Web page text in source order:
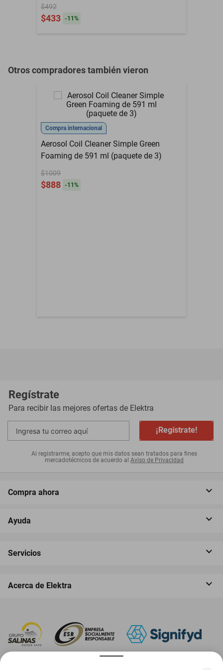
$492
$433 -11 %
Otros compradores también vieron
Compra internacional
Aerosol Coil Cleaner Simple Green
Foaming de 591 ml (paquete de 3)
$1009
$888 -11 %
Regístrate
Para recibir las mejores ofertas de Elektra
¡Regístrate!
Al registrarme, acepto que mis datos sean tratados para fines
mercadotécnicos de acuerdo al Aviso de Privacidad
Compra ahora
Ayuda
Servicios
Acerca de Elektra